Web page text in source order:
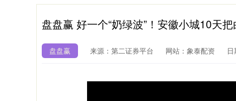
盘盘赢 好一个“奶绿波”！安徽小城10天
盘盘赢 来源：第二证券平台 网站：象泰配资